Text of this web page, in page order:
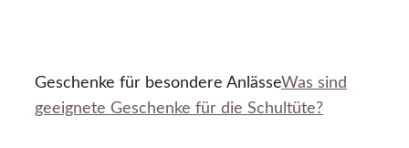
Geschenke für besondere AnlässeWas sind
geeignete Geschenke für die Schultüte?